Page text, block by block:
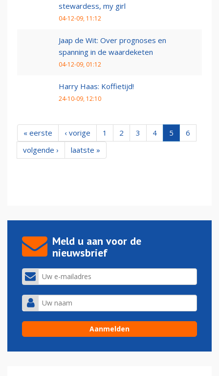
stewardess, my girl
04-12-09, 11:12
Jaap de Wit: Over prognoses en
spanning in de waardeketen
04-12-09, 01:12
Harry Haas: Koffietijd!
24-10-09, 12:10
« eerste ‹ vorige 1 2 3 4 5
6
volgende ›
laatste »
Meld u aan voor de
nieuwsbrief